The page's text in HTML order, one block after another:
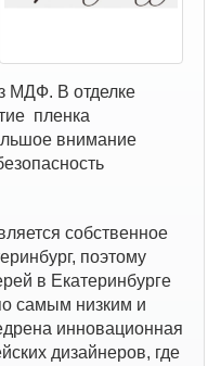
МДФ. В отделке
пленка
внимание
собственное
поэтому
в Екатеринбурге
самым низким и
инновационная
дизайнеров, где